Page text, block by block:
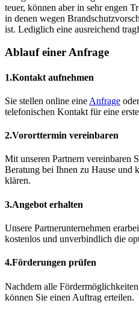
teuer, können aber in sehr engen
in denen wegen
ist. Lediglich eine ausreichend
Ablauf einer Anfrage
1.Kontakt aufnehmen
Sie stellen online eine Anfrage
telefonischen Kontakt für eine
2.Vororttermin vereinbaren
Mit unseren Partnern vereinbaren
Beratung bei Ihnen zu Hause und
klären.
3.Angebot erhalten
Unsere Partnerunternehmen
kostenlos und unverbindlich die
4.Förderungen prüfen
Nachdem alle
können Sie einen Auftrag erteilen.